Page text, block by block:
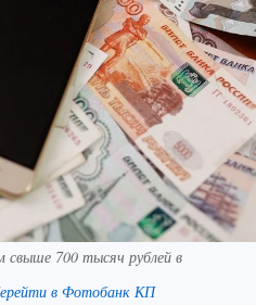
700 тысяч рублей в
в Фотобанк КП